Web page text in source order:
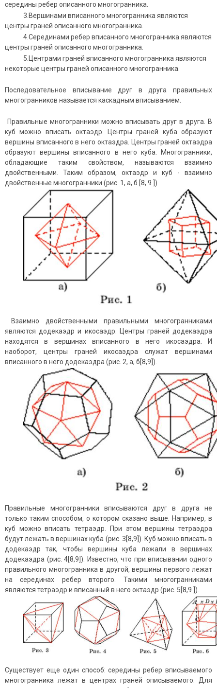
середины ребер описанного многогранника.
3.Вершинами вписанного многогранника являются
центры граней описанного многогранника.
4.Серединами ребер вписанного многогранника являются
центры граней описанного многогранника.
5.Центрами граней вписанного многогранника являются
некоторые центры граней описанного многогранника.
Последовательное вписывание друг в друга правильных
многогранников называется каскадным вписыванием.
Правильные многогранники можно вписывать друг в друга. В
куб можно вписать октаэдр. Центры граней куба образуют
вершины вписанного в него октаэдра. Центры граней октаэдра
образуют вершины вписанного в него куба. Многогранники,
обладающие таким свойством, называются взаимно
двойственными. Таким образом, октаэдр и куб - взаимно
двойственные многогранники (рис. 1, а, б [8, 9 ])
Взаимно двойственными правильными многогранниками
являются додекаэдр и икосаэдр. Центры граней додекаэдра
находятся в вершинах вписанного в него икосаэдра. И
наоборот, центры граней икосаэдра служат вершинами
вписанного в него додекаэдра (рис. 2, а, б[8,9]).
Правильные многогранники вписываются друг в друга не
только таким способом, о котором сказано выше. Например, в
куб можно вписать тетраэдр. При этом вершины тетраэдра
будут лежать в вершинах куба (рис. 3[8,9]). Куб можно вписать в
додекаэдр так, чтобы вершины куба лежали в вершинах
додекаэдра (рис. 4[8,9]). Известно, что при вписывании одного
правильного многогранника в другой, вершины первого лежат
на серединах ребер второго. Такими многогранниками
являются тетраэдр и вписанный в него октаэдр (рис. 5[8,9 ]).
Существует еще один способ: середины ребер вписываемого
многогранника лежат в центрах граней описываемого. Для